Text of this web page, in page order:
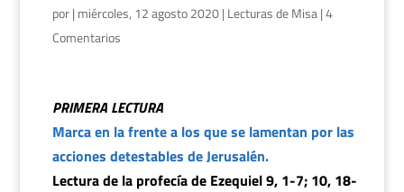
por| miércoles, 12 agosto 2020| Lecturas de Misa|4
Comentarios
PRIMERA LECTURA
Marca en la frente a los que se lamentan por las
acciones detestables de Jerusalén.
Lectura de la profecía de Ezequiel 9, 1-7; 10, 18-